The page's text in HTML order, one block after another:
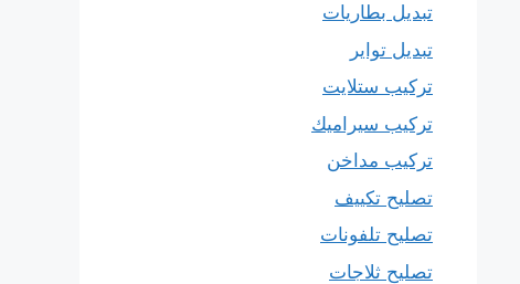
تبديل بطاريات
تبديل تواير
تركيب ستلايت
تركيب سيراميك
تركيب مداخن
تصليح تكييف
تصليح تلفونات
تصليح ثلاجات